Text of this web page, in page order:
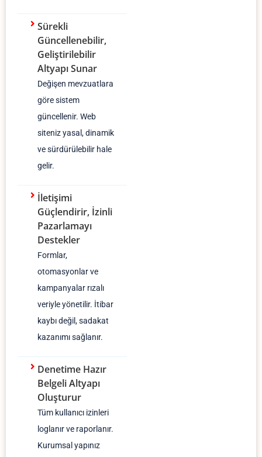
Sürekli
Güncellenebilir,
Geliştirilebilir
Altyapı Sunar
Değişen mevzuatlara
göre sistem
güncellenir. Web
siteniz yasal, dinamik
ve sürdürülebilir hale
gelir.
İletişimi
Güçlendirir, İzinli
Pazarlamayı
Destekler
Formlar,
otomasyonlar ve
kampanyalar rızalı
veriyle yönetilir. İtibar
kaybı değil, sadakat
kazanımı sağlanır.
Denetime Hazır
Belgeli Altyapı
Oluşturur
Tüm kullanıcı izinleri
loglanır ve raporlanır.
Kurumsal yapınız